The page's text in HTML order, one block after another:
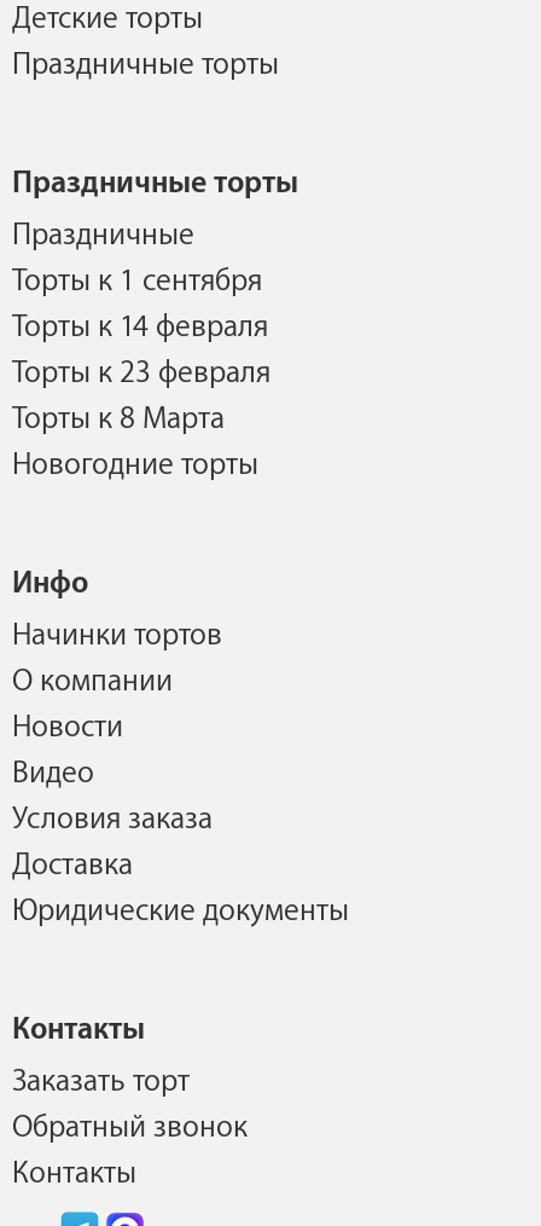
Детские торты
Праздничные торты
Праздничные торты
Праздничные
Торты к 1 сентября
Торты к 14 февраля
Торты к 23 февраля
Торты к 8 Марта
Новогодние торты
Инфо
Начинки тортов
О компании
Новости
Видео
Условия заказа
Доставка
Юридические документы
Контакты
Заказать торт
Обратный звонок
Контакты